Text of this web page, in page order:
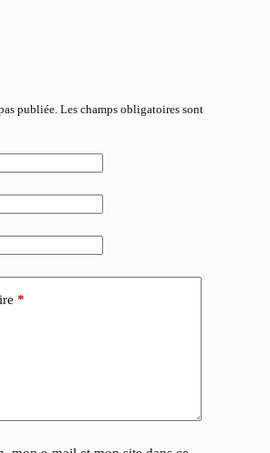
publiée. Les champs obligatoires sont
*